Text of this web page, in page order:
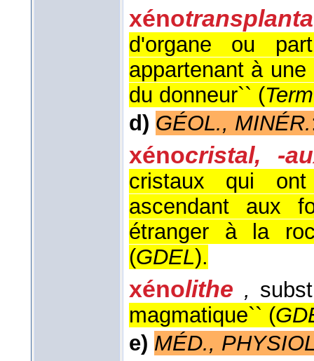
xéno
d'organe ou
appartenant à
du donneur`` (
d) GÉOL., MINÉR.
xénocristal, -
cristaux qui
ascendant aux
étranger à la
(GDEL).
xénolithe ,
magmatique`` (
e) MÉD.,